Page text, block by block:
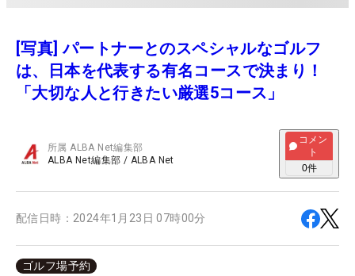
[写真] パートナーとのスペシャルなゴルフ
は、日本を代表する有名コースで決まり！
「大切な人と行きたい厳選5コース」
所属ALBA Net編集部
ALBA Net編集部 / ALBA Net
コメン
ト
0件
配信日時： 2024年1月23日 07時00分
ゴルフ場予約